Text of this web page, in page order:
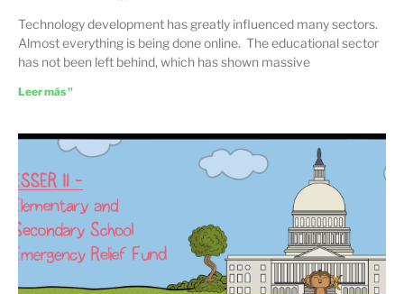
Technology development has greatly influenced many sectors.
Almost everything is being done online. The educational sector
has not been left behind, which has shown massive
Leer más "